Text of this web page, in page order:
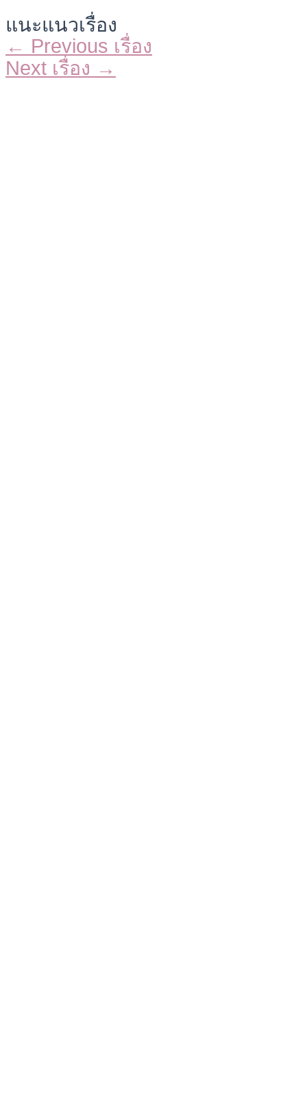
แนะแนวเรื่อง
← Previous เรื่อง
Next เรื่อง →